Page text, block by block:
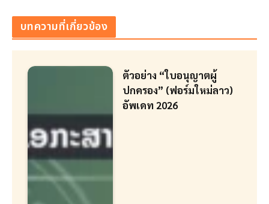
บทความที่เกี่ยวข้อง
ตัวอย่าง “ใบอนุญาตผู้
ปกครอง” (ฟอร์มใหม่ลาว)
อัพเดท 2026